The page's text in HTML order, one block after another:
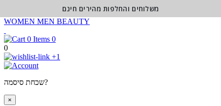
WOMEN MEN BEAUTY
0
0
+1
שכחת סיסמה?
×
משלוחים והחלפות מהירים חינם